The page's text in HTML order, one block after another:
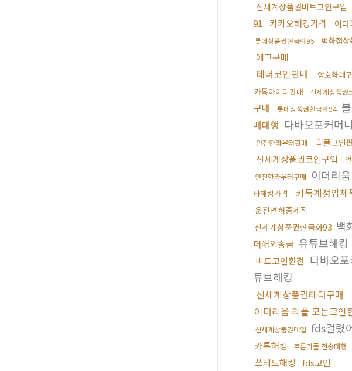
신세계상품권비트코인구입
91
카카오해킹가격 이
롯데상품권현금화95 백화점
에그구매
테더코인판매 암호화폐
카톡아이디판매 신세계상품권
구매
롯데상품권현금화94
매대행 다바오포커머
안전한라우터판매 리플코인
신세계상품권코인구입
안전한라우터구매 이더리
타해킹가격
카톡계정업체
운전면허증제작
신세계상품권현금화93 백
더해외송금 유튜브해킹
비트코인환전 다바오
튜브해킹
신세계상품권테더구매
이더리움 리플 모든코인
신세계상품권매입 fds걸렸
카톡해킹 트론리플 전송대행
쓰레드해킹 fds코인